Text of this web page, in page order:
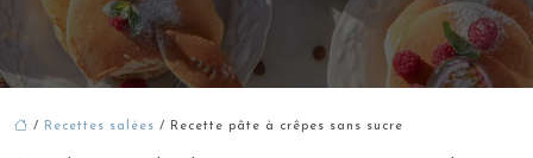
/ Recettes salées / Recette pâte à crêpes sans sucre